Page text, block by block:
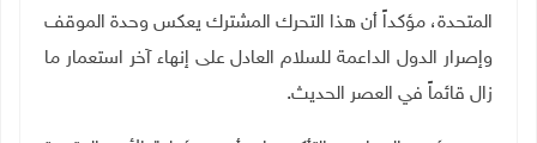
المتحدة، مؤكداً أن هذا التحرك المشترك يعكس وحدة الموقف
وإصرار الدول الداعمة للسلام العادل على إنهاء آخر استعمار ما
زال قائماً في العصر الحديث.